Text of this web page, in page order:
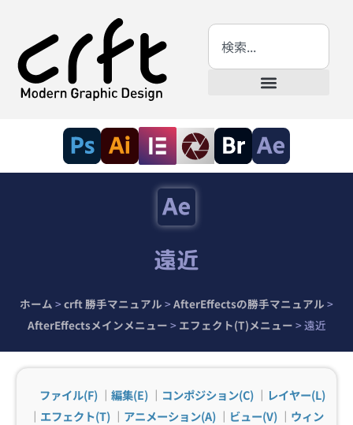
遠近
ホーム > crft 勝手マニュアル > AfterEffectsの勝手マニュアル >
AfterEffectsメインメニュー > エフェクト(T)メニュー > 遠近
ファイル(F)｜ 編集(E)｜ コンポジション(C)｜ レイヤー(L)
｜ エフェクト(T) ｜ アニメーション(A) ｜ ビュー(V) ｜ ウィン